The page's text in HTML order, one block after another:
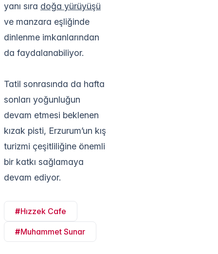
yanı sıra doğa yürüyüşü
ve manzara eşliğinde
dinlenme imkanlarından
da faydalanabiliyor.
Tatil sonrasında da hafta
sonları yoğunluğun
devam etmesi beklenen
kızak pisti, Erzurum’un kış
turizmi çeşitliliğine önemli
bir katkı sağlamaya
devam ediyor.
#Hızzek Cafe
#Muhammet Sunar